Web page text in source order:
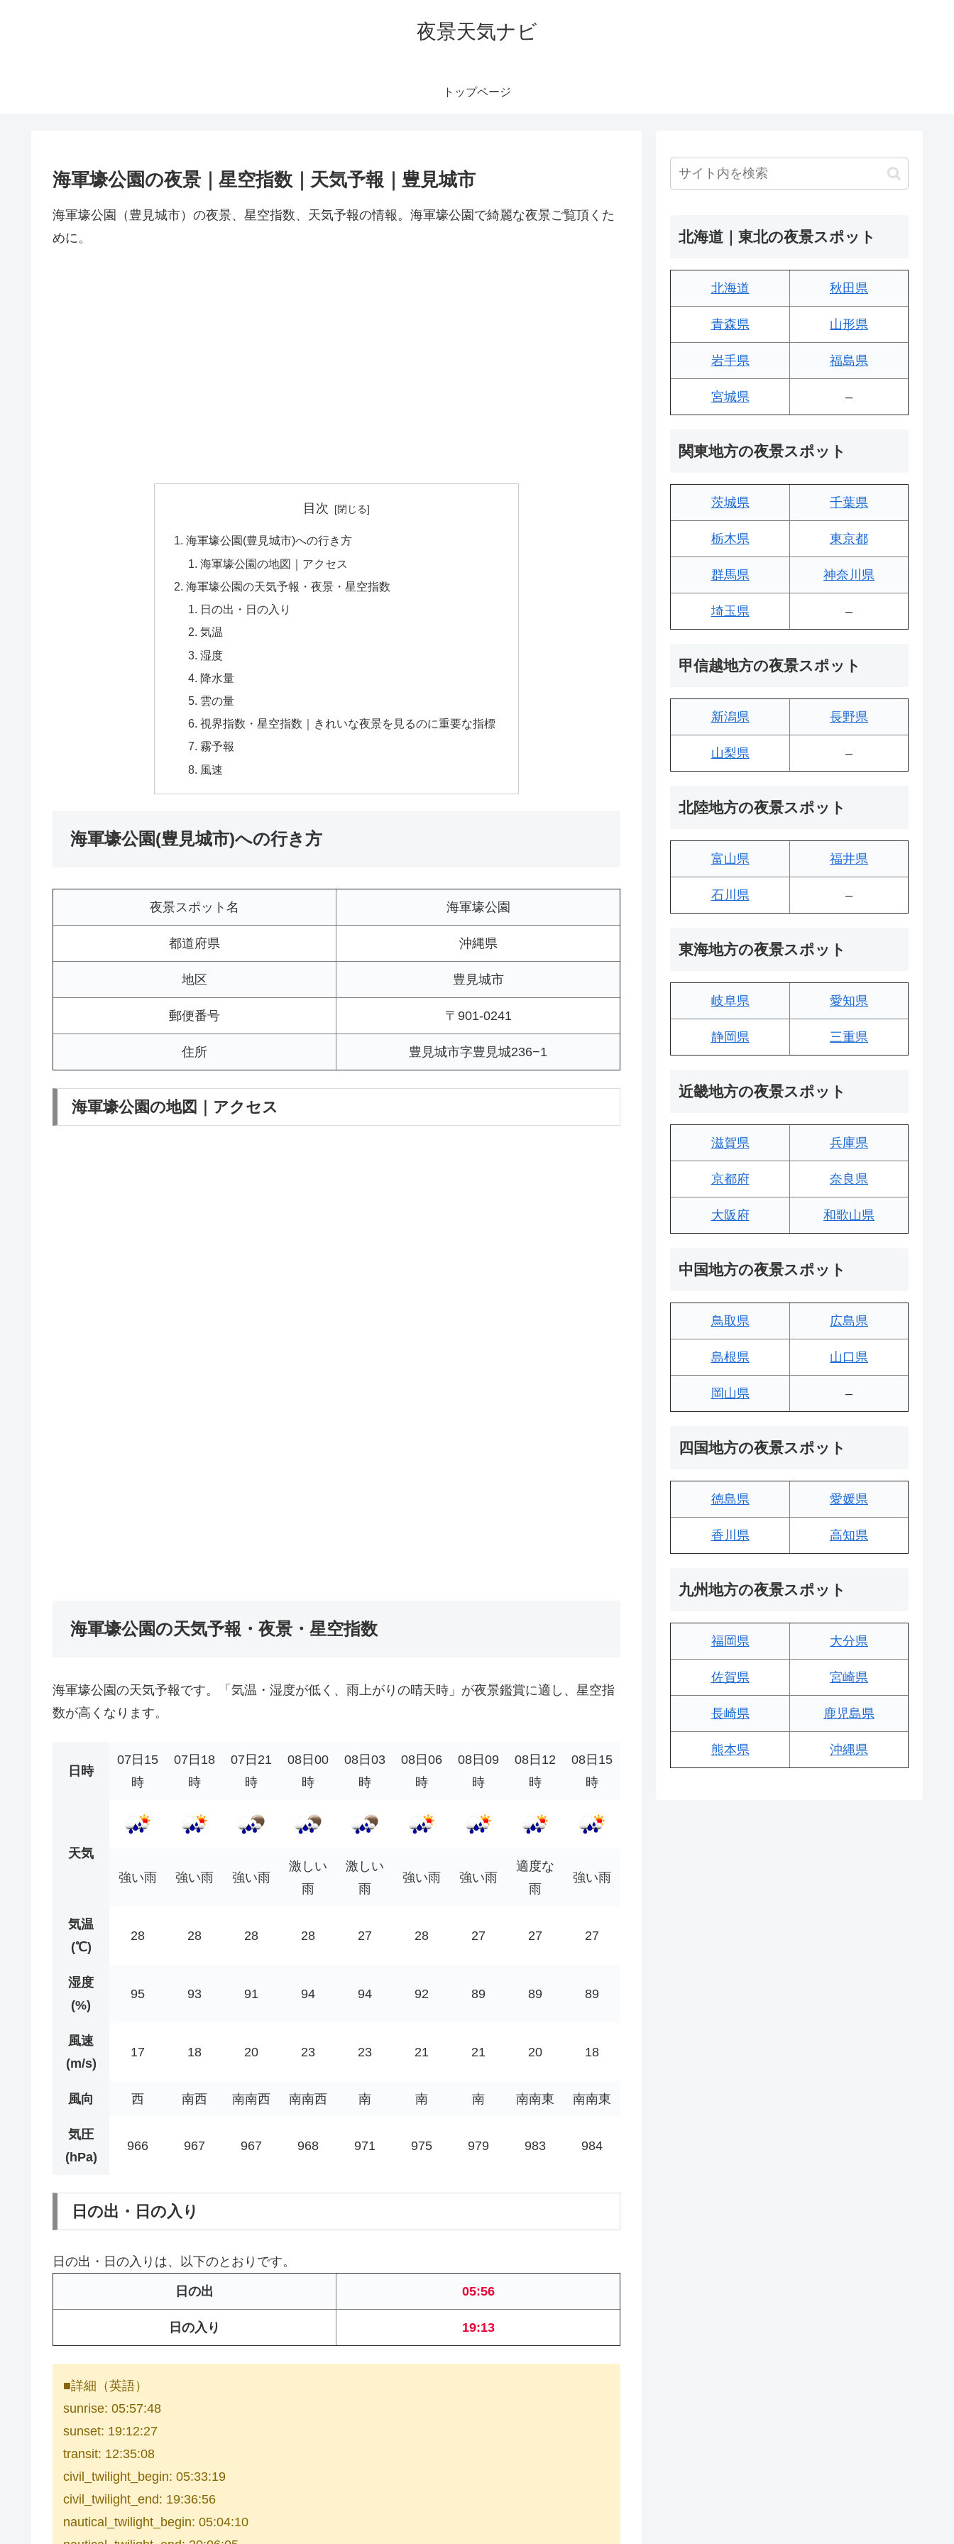
夜景天気ナビ
トップページ
海軍壕公園の夜景｜星空指数｜天気予報｜豊見城市
海軍壕公園（豊見城市）の夜景、星空指数、天気予報の情報。海軍壕公園で綺麗な夜景ご覧頂くた
めに。
目次
海軍壕公園(豊見城市)への行き方
海軍壕公園の地図｜アクセス
海軍壕公園の天気予報・夜景・星空指数
日の出・日の入り
気温
湿度
降水量
雲の量
視界指数・星空指数｜きれいな夜景を見るのに重要な指標
霧予報
風速
海軍壕公園(豊見城市)への行き方
夜景スポット名 海軍壕公園
都道府県 沖縄県
地区 豊見城市
郵便番号 〒901-0241
住所 豊見城市字豊見城236−1
海軍壕公園の地図｜アクセス
海軍壕公園の天気予報・夜景・星空指数
海軍壕公園の天気予報です。「気温・湿度が低く、雨上がりの晴天時」が夜景鑑賞に適し、星空指
数が高くなります。
日時
07日15
時
07日18
時
07日21
時
08日00
時
08日03
時
08日06
時
08日09
時
08日12
時
08日15
時
天気
強い雨
強い雨 強い雨
激しい
雨
激しい
雨
強い雨 強い雨
適度な
雨
強い雨
気温
(℃)
28 28 28 28 27 28 27 27 27
湿度
(%)
95 93 91 94 94 92 89 89 89
風速
(m/s)
17 18 20 23 23 21 21 20 18
風向 西 南西 南南西 南南西 南 南 南 南南東 南南東
気圧
(hPa)
966 967 967 968 971 975 979 983 984
日の出・日の入り
日の出・日の入りは、以下のとおりです。
日の出 05:56
日の入り 19:13
■詳細（英語）
sunrise: 05:57:48
sunset: 19:12:27
transit: 12:35:08
civil_twilight_begin: 05:33:19
civil_twilight_end: 19:36:56
nautical_twilight_begin: 05:04:10
北海道｜東北の夜景スポット
北海道 秋田県
青森県 山形県
岩手県 福島県
宮城県 –
関東地方の夜景スポット
茨城県 千葉県
栃木県 東京都
群馬県 神奈川県
埼玉県 –
甲信越地方の夜景スポット
新潟県 長野県
山梨県 –
北陸地方の夜景スポット
富山県 福井県
石川県 –
東海地方の夜景スポット
岐阜県 愛知県
静岡県 三重県
近畿地方の夜景スポット
滋賀県 兵庫県
京都府 奈良県
大阪府 和歌山県
中国地方の夜景スポット
鳥取県 広島県
島根県 山口県
岡山県 –
四国地方の夜景スポット
徳島県 愛媛県
香川県 高知県
九州地方の夜景スポット
福岡県 大分県
佐賀県 宮崎県
長崎県 鹿児島県
熊本県 沖縄県